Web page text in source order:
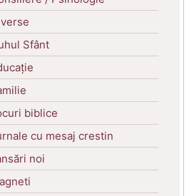
Sfânt
biblice
cu mesaj crestin
noi